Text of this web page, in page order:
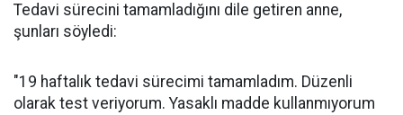
Tedavi sürecini tamamladığını dile getiren anne,
şunları söyledi:
"19 haftalık tedavi sürecimi tamamladım. Düzenli
olarak test veriyorum. Yasaklı madde kullanmıyorum